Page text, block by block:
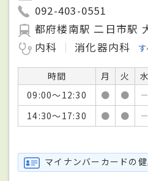
092-403-0551
都府楼南駅 二日市駅
内科
消化器内科
時間 月 火 水
09:00～12:30
● ● －
14:30～17:30
● ● －
マイナンバーカードの